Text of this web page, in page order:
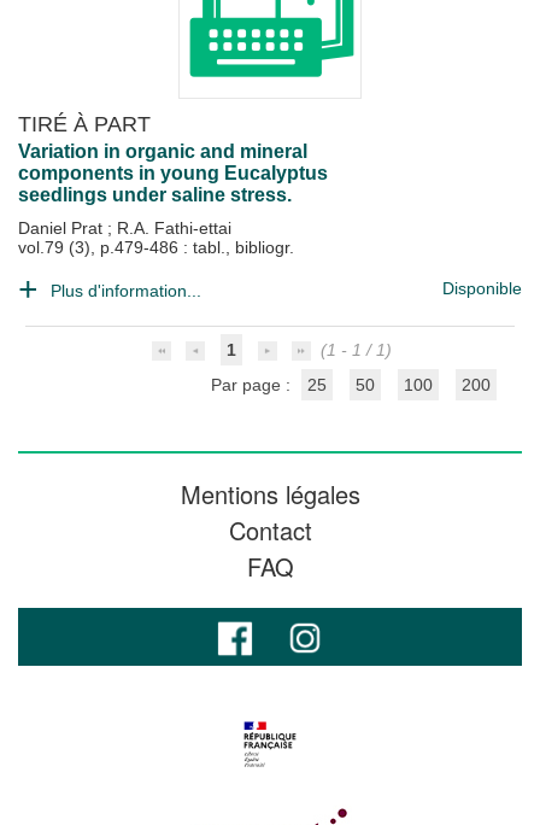
TIRÉ À PART
Variation in organic and mineral
components in young Eucalyptus
seedlings under saline stress.
Daniel Prat ; R.A. Fathi-ettai
vol.79 (3), p.479-486 : tabl., bibliogr.
Plus d'information... Disponible
1
(1 - 1 / 1)
Par page :
25 50 100 200
Mentions légales
Contact
FAQ